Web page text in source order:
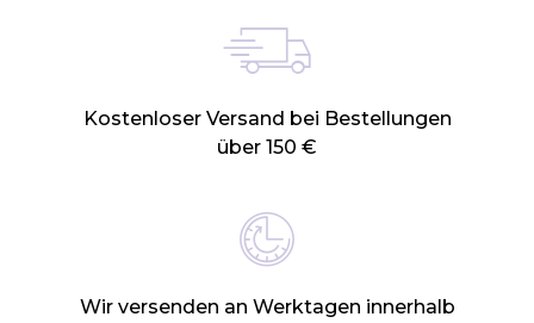
Kostenloser Versand bei Bestellungen
über 150 €
Wir versenden an Werktagen innerhalb